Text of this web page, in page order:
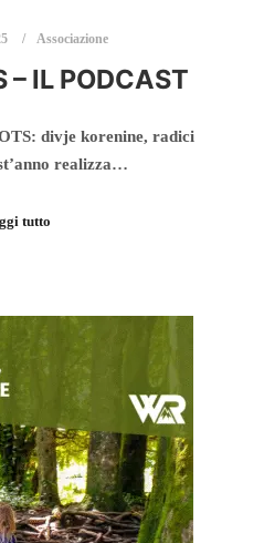
Associazione
– IL PODCAST
divje korenine, radici
realizza…
tutto